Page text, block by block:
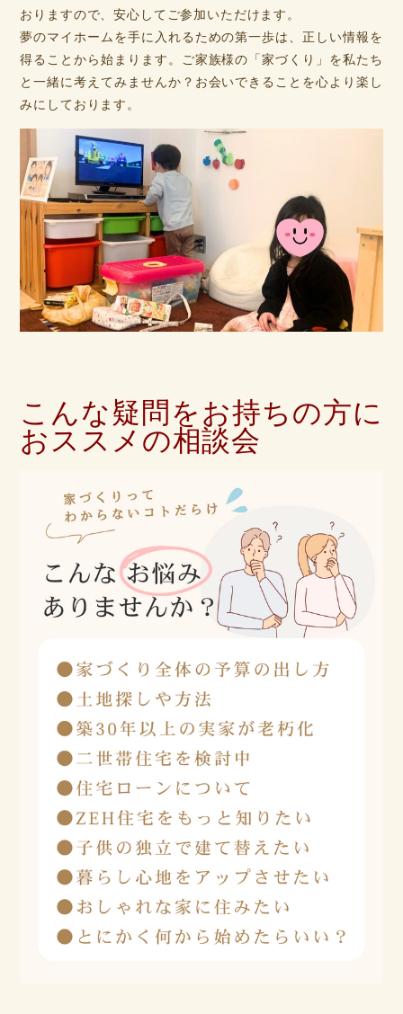
おりますので、安心してご参加いただけます。
夢のマイホームを手に入れるための第一歩は、正しい情報を
得ることから始まります。ご家族様の「家づくり」を私たち
と一緒に考えてみませんか？お会いできることを心より楽し
みにしております。
こんな疑問をお持ちの方に
おススメの相談会